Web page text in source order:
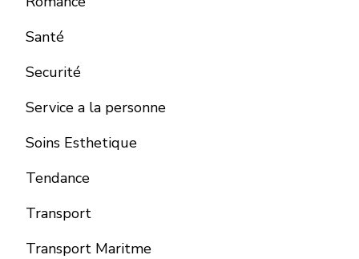
Santé
Securité
Service a la personne
Soins Esthetique
Tendance
Transport
Transport Maritme